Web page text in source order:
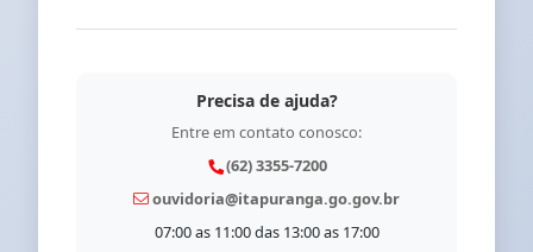
Precisa de ajuda?
Entre em contato conosco:
(62) 3355-7200
ouvidoria@itapuranga.go.gov.br
07:00 as 11:00 das 13:00 as 17:00